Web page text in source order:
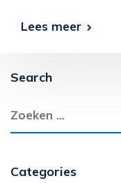
Lees meer
Search
Categories